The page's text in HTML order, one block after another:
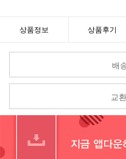
상품정보 상품후기
배
교